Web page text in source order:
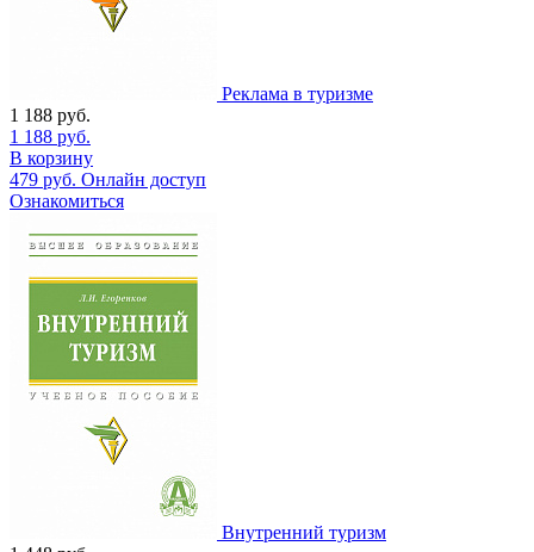
Реклама в туризме
1 188 руб.
1 188 руб.
В корзину
479 руб. Онлайн доступ
Ознакомиться
Внутренний туризм